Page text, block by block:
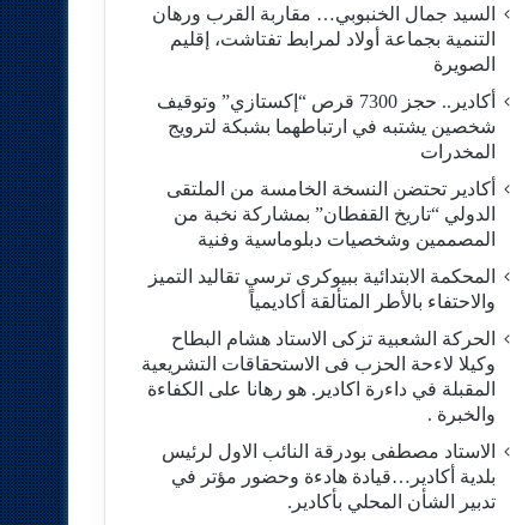
السيد جمال الخنبوبي… مقاربة القرب ورهان
التنمية بجماعة أولاد لمرابط تفتاشت، إقليم
الصويرة
أكادير.. حجز 7300 قرص “إكستازي” وتوقيف
شخصين يشتبه في ارتباطهما بشبكة لترويج
المخدرات
أكادير تحتضن النسخة الخامسة من الملتقى
الدولي “تاريخ القفطان” بمشاركة نخبة من
المصممين وشخصيات دبلوماسية وفنية
المحكمة الابتدائية ببيوكرى ترسي تقاليد التميز
والاحتفاء بالأطر المتألقة أكاديمياً
الحركة الشعبية تزكى الاستاد هشام البطاح
وكيلا لاءحة الحزب فى الاستحقاقات التشريعية
المقبلة في داءرة اكادير. هو رهانا على الكفاءة
والخبرة .
الاستاد مصطفى بودرقة النائب الاول لرئيس
بلدية أكادير…قيادة هادءة وحضور مؤتر في
تدبير الشأن المحلي بأكادير.